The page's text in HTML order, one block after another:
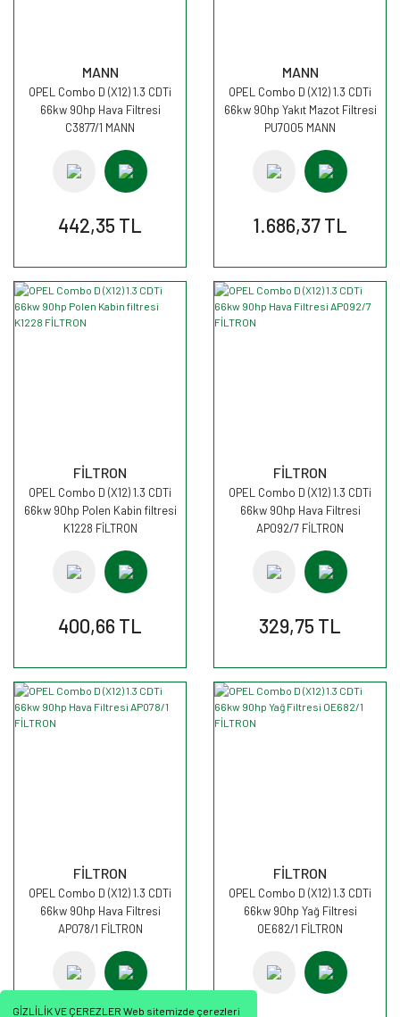
GİZLİLİK VE ÇEREZLER Web sitemizde çerezleri
MANN
OPEL Combo D (X12) 1.3 CDTi
66kw 90hp Hava Filtresi
C3877/1 MANN
442,35 TL
MANN
OPEL Combo D (X12) 1.3 CDTi
66kw 90hp Yakıt Mazot Filtresi
PU7005 MANN
1.686,37 TL
FİLTRON
OPEL Combo D (X12) 1.3 CDTi
66kw 90hp Polen Kabin filtresi
K1228 FİLTRON
400,66 TL
FİLTRON
OPEL Combo D (X12) 1.3 CDTi
66kw 90hp Hava Filtresi
AP092/7 FİLTRON
329,75 TL
FİLTRON
OPEL Combo D (X12) 1.3 CDTi
66kw 90hp Hava Filtresi
AP078/1 FİLTRON
FİLTRON
OPEL Combo D (X12) 1.3 CDTi
66kw 90hp Yağ Filtresi
OE682/1 FİLTRON